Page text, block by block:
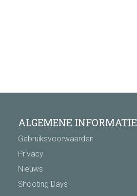
ALGEMENE INFORMATIE
Gebruiksvoorwaarden
Privacy
Nieuws
Shooting Days